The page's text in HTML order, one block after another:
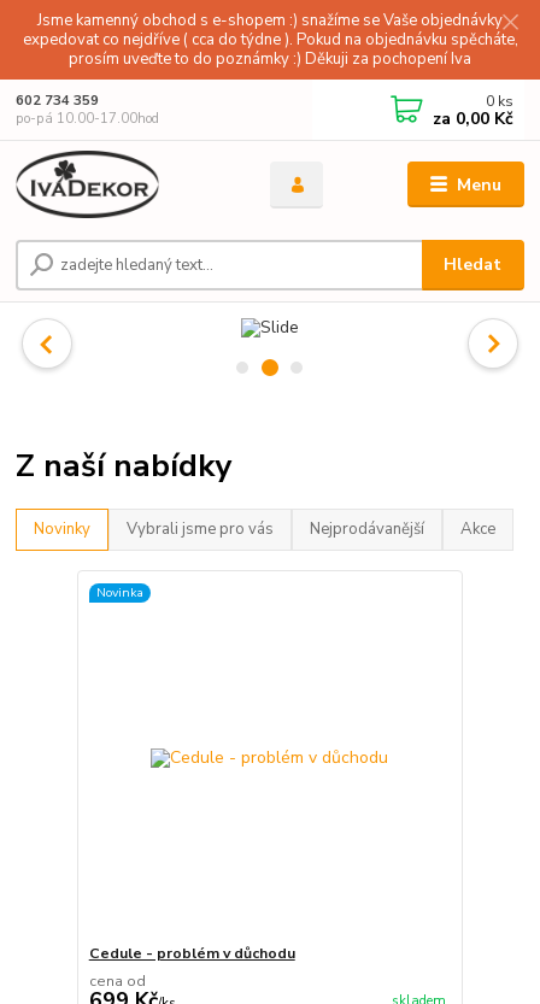
Jsme kamenný obchod s e-shopem :) snažíme se Vaše objednávky
expedovat co nejdříve ( cca do týdne ). Pokud na objednávku spěcháte,
prosím uveďte to do poznámky :) Děkuji za pochopení Iva
Menu
Hledat
602 734 359
po-pá 10.00-17.00hod
0 ks
za 0,00 Kč
Z naší nabídky
Novinky Vybrali jsme pro vás Nejprodávanější Akce
Novinka
Cedule - problém v důchodu
cena od